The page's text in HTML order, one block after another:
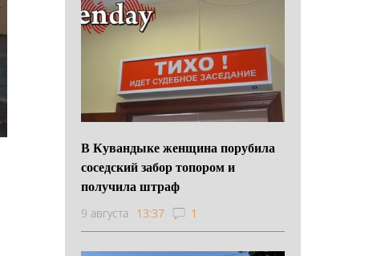
В Кувандыке женщина порубила
соседский забор топором и
получила штраф
9 августа 13:37 1